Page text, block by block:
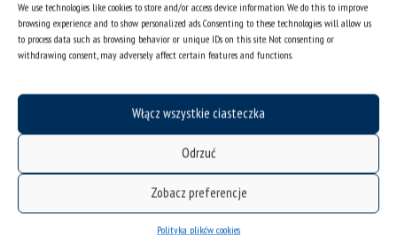
We use technologies like cookies to store and/or access device information. We do this to improve
browsing experience and to show personalized ads. Consenting to these technologies will allow us
to process data such as browsing behavior or unique IDs on this site. Not consenting or
withdrawing consent, may adversely affect certain features and functions.
Włącz wszystkie ciasteczka
Odrzuć
Zobacz preferencje
Polityka plików cookies
wiele rzeczy uznawanych za odchylenia od normy, jest
uzależnionych od tego, w świetle jakiej kultury czy jakich
historycznych naleciałości bywają oceniane.
jednym z bardziej dobitnych. Kiedyś definitywnie
postrzegany jako dewiacja, dziś w świetle psychologii
traktowany w sposób neutralny. Nadal jednak rzeczywistość
będzie odmienna w różnych miejscach na świecie: gdy w
Brazylii pary jednopłciowe mogą zawrzeć związek
małżeński, w Ugandzie za relacje homoseksualne grozi kara
Na całym świecie różnie też się podchodzi np. do